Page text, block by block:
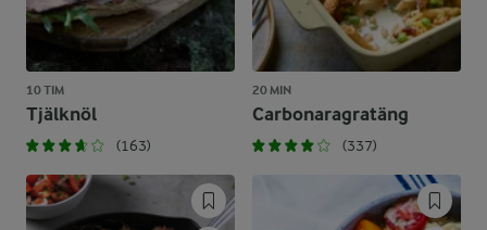
10 TIM
Tjälknöl
(163)
20 MIN
Carbonaragratäng
(337)